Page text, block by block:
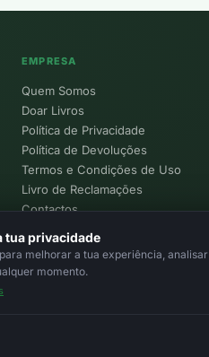
EMPRESA
Quem Somos
Doar Livros
Política de Privacidade
Política de Devoluções
Termos e Condições de Uso
Livro de Reclamações
Contactos
tua privacidade
melhorar a tua experiência,
momento.